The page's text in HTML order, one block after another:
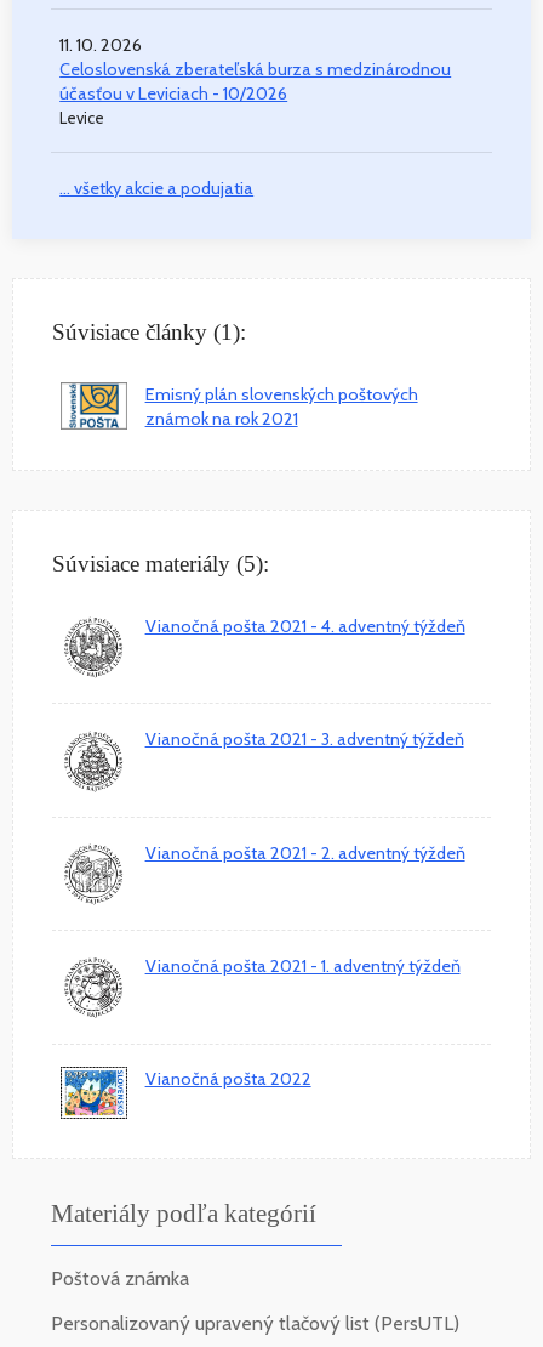
11. 10. 2026
Celoslovenská zberateľská burza s medzinárodnou
účasťou v Leviciach - 10/2026
Levice
... všetky akcie a podujatia
Súvisiace články (1):
Emisný plán slovenských poštových
známok na rok 2021
Súvisiace materiály (5):
Vianočná pošta 2021 - 4. adventný týždeň
Vianočná pošta 2021 - 3. adventný týždeň
Vianočná pošta 2021 - 2. adventný týždeň
Vianočná pošta 2021 - 1. adventný týždeň
Vianočná pošta 2022
Materiály podľa kategórií
Poštová známka
Personalizovaný upravený tlačový list (PersUTL)